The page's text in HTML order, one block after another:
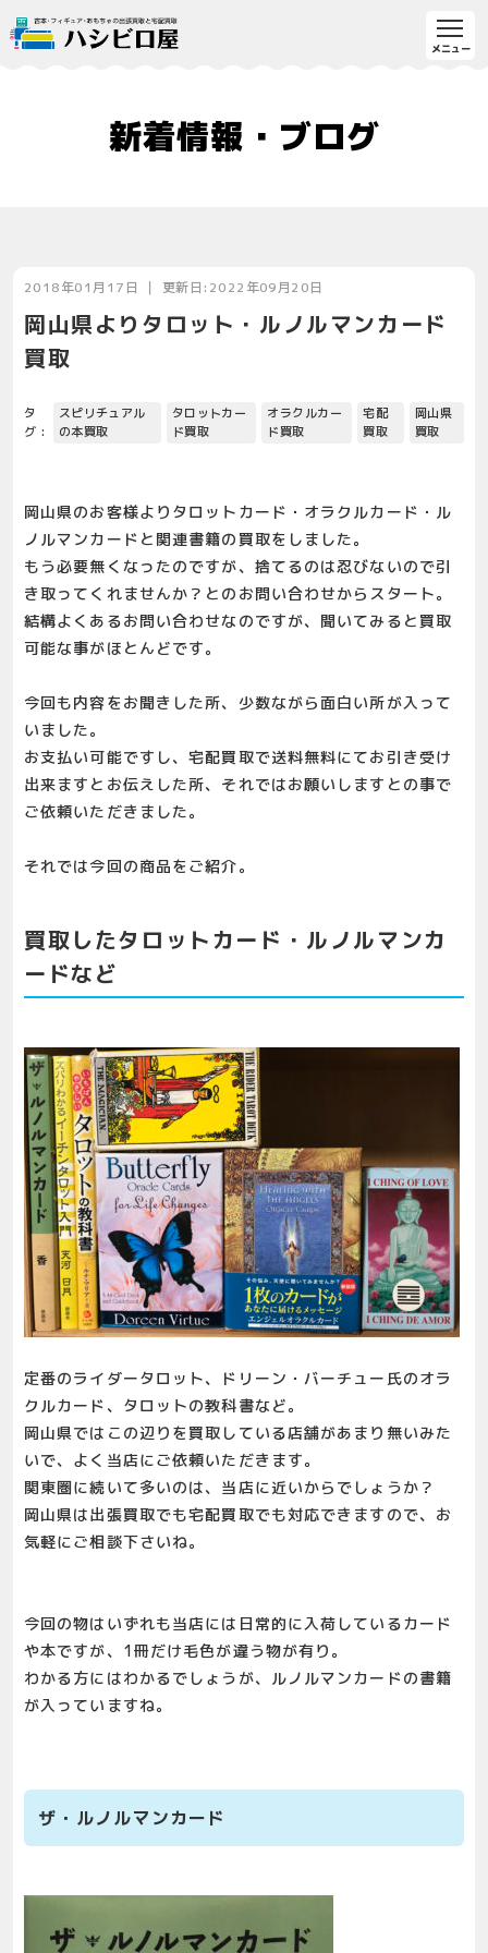
新着情報・ブログ
2018年01月17日 ｜ 更新日:2022年09月20日
岡山県よりタロット・ルノルマンカード
買取
タ
グ :
スピリチュアル
の本買取
タロットカー
ド買取
オラクルカー
ド買取
宅配
買取
岡山県
買取
岡山県のお客様よりタロットカード・オラクルカード・ル
ノルマンカードと関連書籍の買取をしました。
もう必要無くなったのですが、捨てるのは忍びないので引
き取ってくれませんか？とのお問い合わせからスタート。
結構よくあるお問い合わせなのですが、聞いてみると買取
可能な事がほとんどです。
今回も内容をお聞きした所、少数ながら面白い所が入って
いました。
お支払い可能ですし、宅配買取で送料無料にてお引き受け
出来ますとお伝えした所、それではお願いしますとの事で
ご依頼いただきました。
それでは今回の商品をご紹介。
買取したタロットカード・ルノルマンカ
ードなど
定番のライダータロット、ドリーン・バーチュー氏のオラ
クルカード、タロットの教科書など。
岡山県ではこの辺りを買取している店舗があまり無いみた
いで、よく当店にご依頼いただきます。
関東圏に続いて多いのは、当店に近いからでしょうか？
岡山県は出張買取でも宅配買取でも対応できますので、お
気軽にご相談下さいね。
今回の物はいずれも当店には日常的に入荷しているカード
や本ですが、1冊だけ毛色が違う物が有り。
わかる方にはわかるでしょうが、ルノルマンカードの書籍
が入っていますね。
ザ・ルノルマンカード